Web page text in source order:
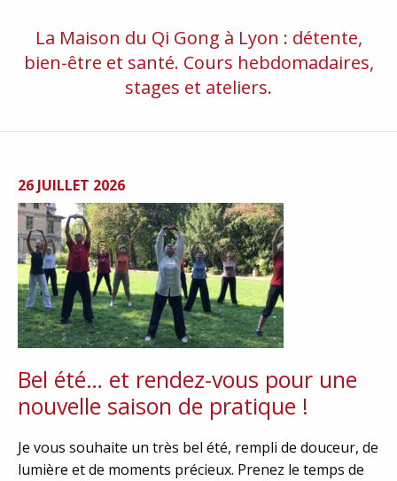
La Maison du Qi Gong à Lyon : détente,
bien-être et santé. Cours hebdomadaires,
stages et ateliers.
26 JUILLET 2026
Bel été… et rendez-vous pour une
nouvelle saison de pratique !
Je vous souhaite un très bel été, rempli de douceur, de
lumière et de moments précieux. Prenez le temps de